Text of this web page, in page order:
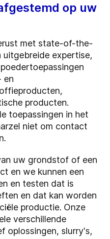
op uw
met state-of-the-
expertise,
en
producten.
toepassingen in het
niet om contact
uw grondstof of een
en we kunnen een
en testen dat is
en dat kan worden
productie. Onze
verschillende
oplossingen, slurry's,